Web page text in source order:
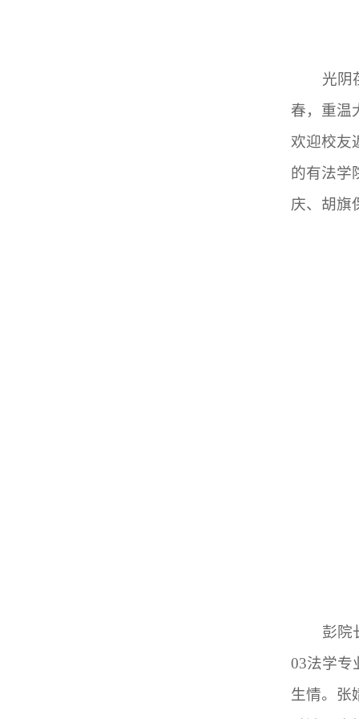
光阴
春，重温
欢迎校友
的有法学
庆、胡旗
彭院
03法学专
生情。张